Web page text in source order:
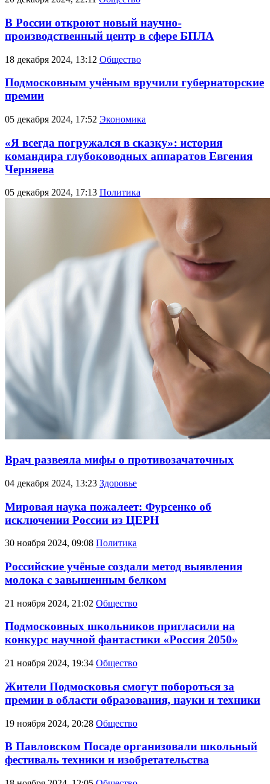
В России откроют новый научно-
производственный центр в сфере БПЛА
18 декабря 2024, 13:12 Общество
Подмосковным учёным вручили губернаторские
премии
05 декабря 2024, 17:52 Экономика
«Я всегда погружался в сказку»: история
командира глубоководных аппаратов Евгения
Черняева
05 декабря 2024, 17:13 Политика
Врач развеяла мифы о противозачаточных
04 декабря 2024, 13:23 Здоровье
Мировая наука пожалеет: Фурсенко об
исключении России из ЦЕРН
30 ноября 2024, 09:08 Политика
Российские учёные создали метод выявления
молока с завышенным белком
21 ноября 2024, 21:02 Общество
Подмосковных школьников пригласили на
конкурс научной фантастики «Россия 2050»
21 ноября 2024, 19:34 Общество
Жители Подмосковья смогут побороться за
премии в области образования, науки и техники
19 ноября 2024, 20:28 Общество
В Павловском Посаде организовали школьный
фестиваль техники и изобретательства